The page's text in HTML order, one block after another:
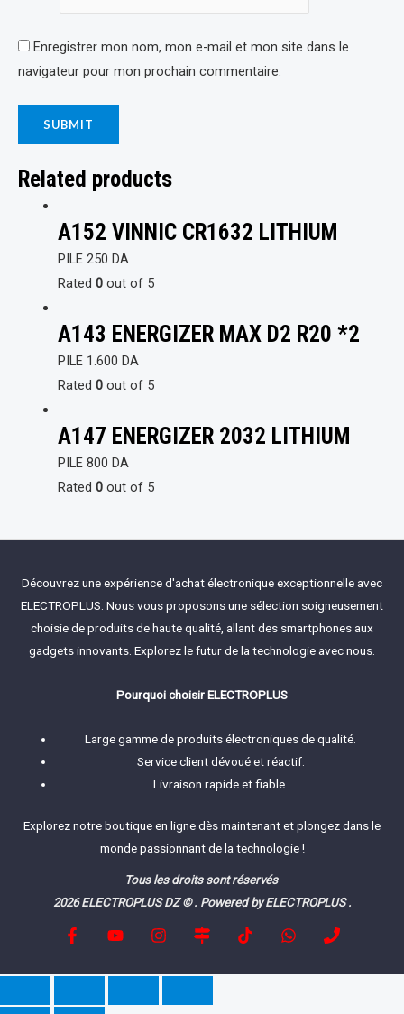
Enregistrer mon nom, mon e-mail et mon site dans le
navigateur pour mon prochain commentaire.
Related products
A152 VINNIC CR1632 LITHIUM
PILE 250 DA
Rated 0out of 5
A143 ENERGIZER MAX D2 R20 *2
PILE 1.600 DA
Rated 0out of 5
A147 ENERGIZER 2032 LITHIUM
PILE 800 DA
Rated 0out of 5
Découvrez une expérience d'achat électronique exceptionnelle avec
ELECTROPLUS. Nous vous proposons une sélection soigneusement
choisie de produits de haute qualité, allant des smartphones aux
gadgets innovants. Explorez le futur de la technologie avec nous.
Pourquoi choisir ELECTROPLUS
Large gamme de produits électroniques de qualité.
Service client dévoué et réactif.
Livraison rapide et fiable.
Explorez notre boutique en ligne dès maintenant et plongez dans le
monde passionnant de la technologie !
Tous les droits sont réservés
2026 ELECTROPLUS DZ © . Powered by ELECTROPLUS .